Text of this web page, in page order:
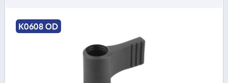
K0608 OD